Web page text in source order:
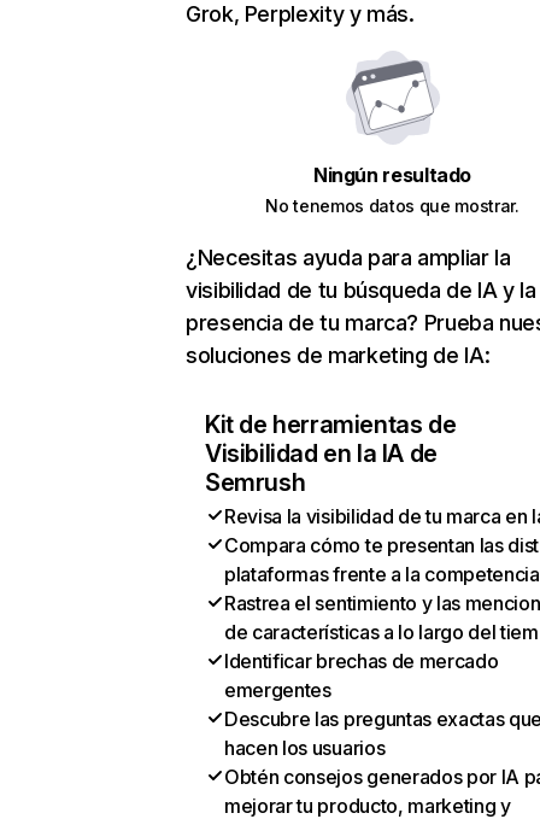
Grok, Perplexity y más.
Ningún resultado
No tenemos datos que mostrar.
¿Necesitas ayuda para ampliar la
visibilidad de tu búsqueda de IA y la
presencia de tu marca? Prueba
soluciones de marketing de IA:
Kit de herramientas de
Visibilidad en la IA de
Semrush
Revisa la visibilidad de tu marca en
Compara cómo te presentan las
plataformas frente a la competencia
Rastrea el sentimiento y las
de características a lo largo del
Identificar brechas de mercado
emergentes
Descubre las preguntas exactas
hacen los usuarios
Obtén consejos generados por IA
mejorar tu producto, marketing y